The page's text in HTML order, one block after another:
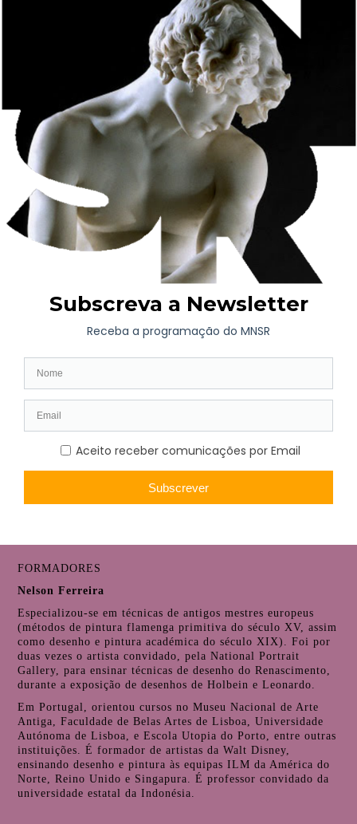
16 a 30 de dezembro
se.mnsr@museusemonumentos.pt)
Desenvolver a habilidade de captar a tridimensionalidade
através do desenho.
Aplicar conhecimentos de proporção e composição ao
desenhar esculturas.
Aprender técnicas de simplificação de formas complexas
para desenho.
Módulo 4: Pintura a partir de Moldes de Gesso
Datas:8 e 9; 15 e 16; 22 e 23 de fevereiro 2025 (das 10h às
18h)
moldes de gesso, uma prática tradicional no ensino
forma. Os alunos trabalharão na transição do desenho para a
aplicação de camadas de tinta.
se.mnsr@museusemonumentos.pt)
Objetivos Específicos:
Aprender a transição do desenho para a pintura.
Desenvolver técnicas de pintura baseadas na observação de
formas simples.
FORMADORES
Nelson Ferreira
Especializou-se em técnicas de antigos mestres europeus
(métodos de pintura flamenga primitiva do século XV, assim
como desenho e pintura académica do século XIX). Foi por
duas vezes o artista convidado, pela National Portrait
Gallery, para ensinar técnicas de desenho do Renascimento,
durante a exposição de desenhos de Holbein e Leonardo.
Em Portugal, orientou cursos no Museu Nacional de Arte
Antiga, Faculdade de Belas Artes de Lisboa, Universidade
Autónoma de Lisboa, e Escola Utopia do Porto, entre outras
instituições. É formador de artistas da Walt Disney,
ensinando desenho e pintura às equipas ILM da América do
Norte, Reino Unido e Singapura. É professor convidado da
universidade estatal da Indonésia.